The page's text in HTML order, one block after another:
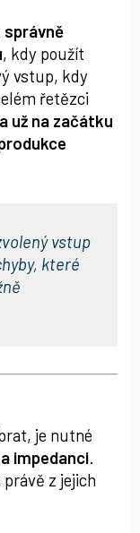
správně
, kdy použít
vstup, kdy
řetězci
už na začátku
vstup
které
je nutné
impedanci.
z jejich